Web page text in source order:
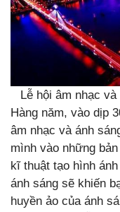
Lễ hội âm nhạc
Hàng năm, vào dịp
âm nhạc và ánh
mình vào những
kĩ thuật tạo hình
ánh sáng sẽ khiến
huyền ảo của ánh